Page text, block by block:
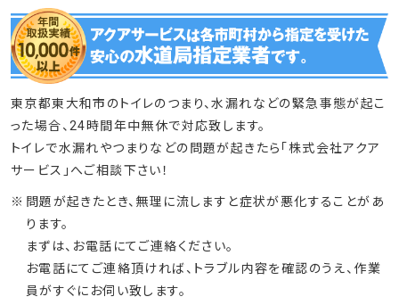
東京都東大和市のトイレのつまり、水漏れなどの緊急事態が起こ
った場合、24時間年中無休で対応致します。
トイレで水漏れやつまりなどの問題が起きたら「株式会社アクア
サービス」へご相談下さい！
問題が起きたとき、無理に流しますと症状が悪化することがあ
ります。
まずは、お電話にてご連絡ください。
お電話にてご連絡頂ければ、トラブル内容を確認のうえ、作業
員がすぐにお伺い致します。